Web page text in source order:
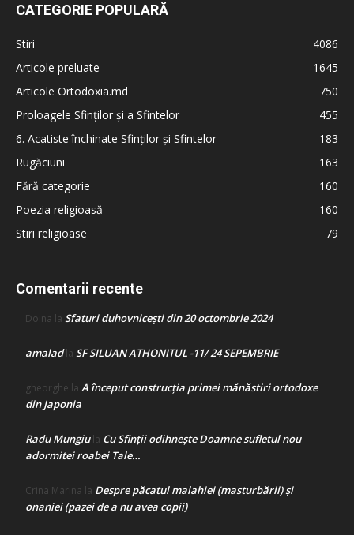
CATEGORIE POPULARĂ
Stiri
4086
Articole preluate
1645
Articole Ortodoxia.md
750
Proloagele Sfinților și a Sfintelor
455
6. Acatiste închinate Sfinților și Sfintelor
183
Rugăciuni
163
Fără categorie
160
Poezia religioasă
160
Stiri religioase
79
Comentarii recente
Doina la Sfaturi duhovnicești din 20 octombrie 2024
amaladla SF SILUAN ATHONITUL -11/ 24 SEPEMBRIE
gheorghe la A început construcţia primei mănăstiri ortodoxe
din Japonia
Radu Mungiula Cu Sfinții odihnește Doamne sufletul nou
adormitei roabei Tale…
Crina Marina la Despre păcatul malahiei (masturbării) şi
onaniei (pazei de a nu avea copii)